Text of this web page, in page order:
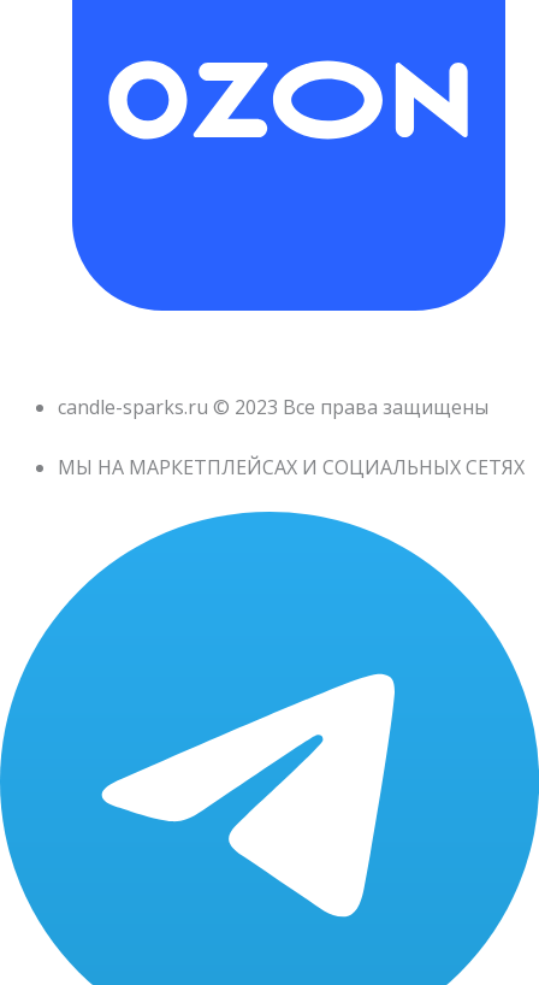
candle-sparks.ru © 2023 Все права защищены
МЫ НА МАРКЕТПЛЕЙСАХ И СОЦИАЛЬНЫХ СЕТЯХ